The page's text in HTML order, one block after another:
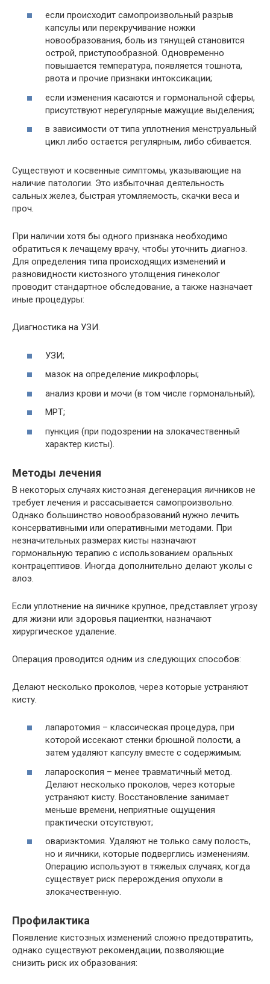
если происходит самопроизвольный разрыв
капсулы или перекручивание ножки
новообразования, боль из тянущей становится
острой, приступообразной. Одновременно
повышается температура, появляется тошнота,
рвота и прочие признаки интоксикации;
если изменения касаются и гормональной сферы,
присутствуют нерегулярные мажущие выделения;
в зависимости от типа уплотнения менструальный
цикл либо остается регулярным, либо сбивается.
Существуют и косвенные симптомы, указывающие на
наличие патологии. Это избыточная деятельность
сальных желез, быстрая утомляемость, скачки веса и
проч.
При наличии хотя бы одного признака необходимо
обратиться к лечащему врачу, чтобы уточнить диагноз.
Для определения типа происходящих изменений и
разновидности кистозного утолщения гинеколог
проводит стандартное обследование, а также назначает
иные процедуры:
Диагностика на УЗИ.
УЗИ;
мазок на определение микрофлоры;
анализ крови и мочи (в том числе гормональный);
МРТ;
пункция (при подозрении на злокачественный
характер кисты).
Методы лечения
В некоторых случаях кистозная дегенерация яичников не
требует лечения и рассасывается самопроизвольно.
Однако большинство новообразований нужно лечить
консервативными или оперативными методами. При
незначительных размерах кисты назначают
гормональную терапию с использованием оральных
контрацептивов. Иногда дополнительно делают уколы с
алоэ.
Если уплотнение на яичнике крупное, представляет угрозу
для жизни или здоровья пациентки, назначают
хирургическое удаление.
Операция проводится одним из следующих способов:
Делают несколько проколов, через которые устраняют
кисту.
лапаротомия – классическая процедура, при
которой иссекают стенки брюшной полости, а
затем удаляют капсулу вместе с содержимым;
лапароскопия – менее травматичный метод.
Делают несколько проколов, через которые
устраняют кисту. Восстановление занимает
меньше времени, неприятные ощущения
практически отсутствуют;
овариэктомия. Удаляют не только саму полость,
но и яичники, которые подверглись изменениям.
Операцию используют в тяжелых случаях, когда
существует риск перерождения опухоли в
злокачественную.
Профилактика
Появление кистозных изменений сложно предотвратить,
однако существуют рекомендации, позволяющие
снизить риск их образования: